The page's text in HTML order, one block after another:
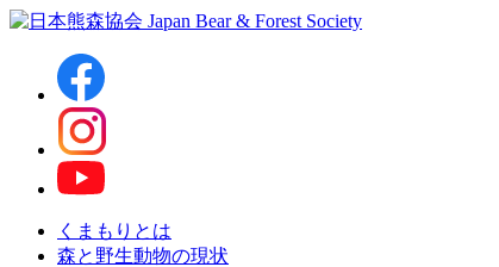
くまもりとは
森と野生動物の現状